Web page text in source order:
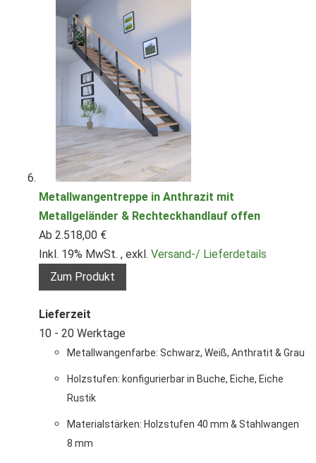
Metallwangentreppe in Anthrazit mit
Metallgeländer & Rechteckhandlauf offen
Ab 2.518,00 €
Inkl. 19% MwSt. , exkl. Versand-/ Lieferdetails
Zum Produkt
Lieferzeit
10 - 20 Werktage
Metallwangenfarbe: Schwarz, Weiß, Anthratit & Grau
Holzstufen: konfigurierbar in Buche, Eiche, Eiche
Rustik
Materialstärken: Holzstufen 40 mm & Stahlwangen
8 mm